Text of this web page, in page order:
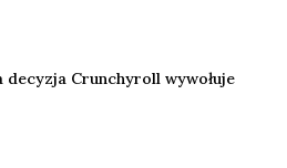
Crunchyroll wywołuje